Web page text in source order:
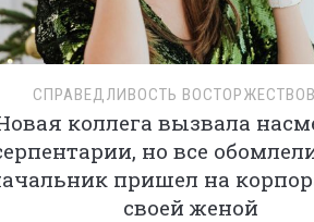
СПРАВЕДЛИВОСТЬ
коллега вызвала
но все
пришел на
своей женой